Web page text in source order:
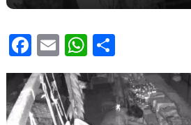
Facebook
Email WhatsApp